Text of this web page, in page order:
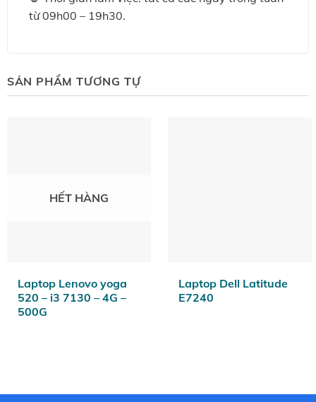
từ 09h00 – 19h30.
SẢN PHẨM TƯƠNG TỰ
HẾT HÀNG
Laptop Lenovo yoga
520 – i3 7130 – 4G –
500G
Laptop Dell Latitude
E7240